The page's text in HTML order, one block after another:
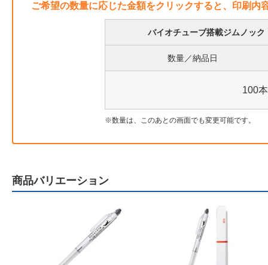
ご希望の数量に応じた金額をクリックすると、印刷内
バイオチューブ搭載ジムノ
数量／納品日
100本
数量は、このあとの画面でも変更可能です。
商品バリエーション